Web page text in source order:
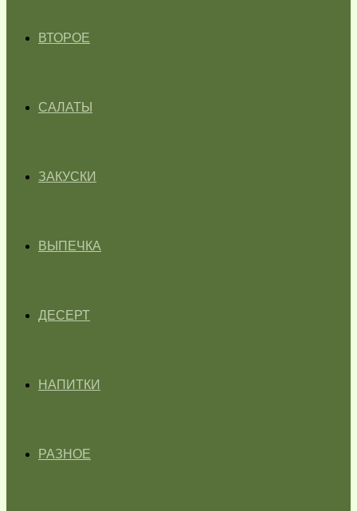
ВТОРОЕ
САЛАТЫ
ЗАКУСКИ
ВЫПЕЧКА
ДЕСЕРТ
НАПИТКИ
РАЗНОЕ